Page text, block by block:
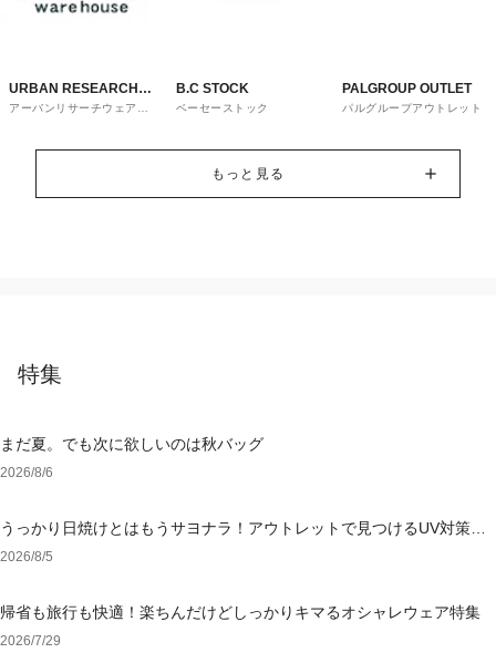
URBAN RESEARCH
ware house
アーバンリサーチウェアハ
B.C STOCK
ベーセーストック
PALGROUP OUTLET
パルグループアウトレット
もっと見る
特集
まだ夏。でも次に欲しいのは秋バッグ
2026/8/6
うっかり日焼けとはもうサヨナラ！アウトレットで見つけるUV対策ウ
ェア
2026/8/5
帰省も旅行も快適！楽ちんだけどしっかりキマるオシャレウェア特集
2026/7/29